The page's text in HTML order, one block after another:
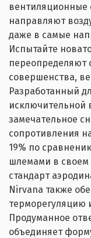
вентиляционные
направляют
даже в самые
Испытайте
переопределяют
совершенства,
Разработанный
исключительной
замечательное
сопротивления
19% по
шлемами в своем
стандарт
Nirvana также
терморегуляцию
Продуманное
объединяет